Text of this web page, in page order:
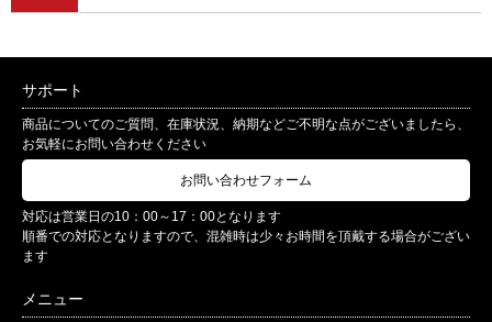
サポート
商品についてのご質問、在庫状況、納期などご不明な点がございましたら、
お気軽にお問い合わせください
お問い合わせフォーム
対応は営業日の10：00～17：00となります
順番での対応となりますので、混雑時は少々お時間を頂戴する場合がござい
ます